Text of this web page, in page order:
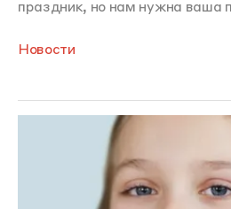
праздник, но нам нужна ваша
Новости